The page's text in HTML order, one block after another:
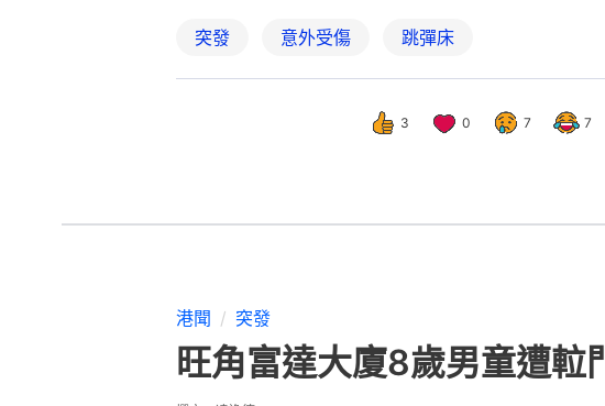
突發 意外受傷 跳彈床
3 0 7 7
港聞 突發
旺角富達大廈8歲男童遭